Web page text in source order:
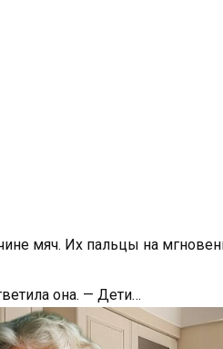
мяч. Их пальцы на
она. — Дети…